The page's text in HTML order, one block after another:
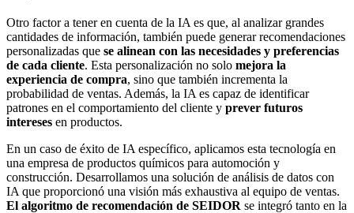
Otro factor a tener en cuenta de la IA es que, al analizar grandes
cantidades de información, también puede generar recomendaciones
personalizadas que se alinean con las necesidades y preferencias
de cada cliente. Esta personalización no solo mejora la
experiencia de compra, sino que también incrementa la
probabilidad de ventas. Además, la IA es capaz de identificar
patrones en el comportamiento del cliente y prever futuros
intereses en productos.
En un caso de éxito de IA específico, aplicamos esta tecnología en
una empresa de productos químicos para automoción y
construcción. Desarrollamos una solución de análisis de datos con
IA que proporcionó una visión más exhaustiva al equipo de ventas.
El algoritmo de recomendación de SEIDOR se integró tanto en la